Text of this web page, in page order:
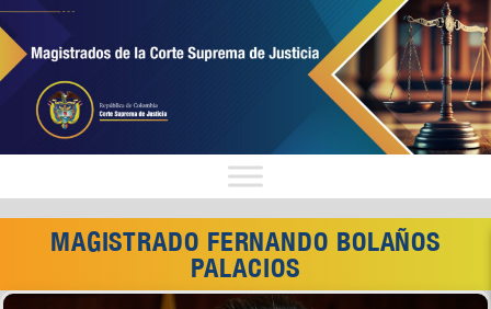
MAGISTRADO FERNANDO BOLAÑOS
PALACIOS